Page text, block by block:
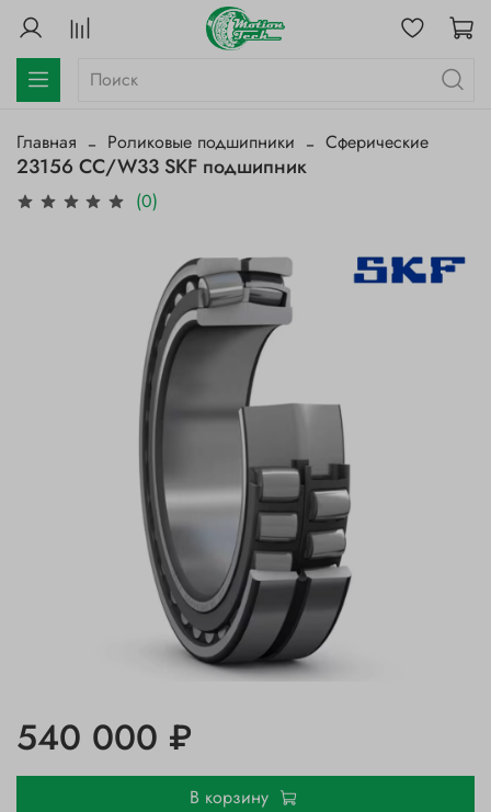
Главная Роликовые подшипники Сферические
23156 CC/W33 SKF подшипник
(0)
540 000 ₽
В корзину